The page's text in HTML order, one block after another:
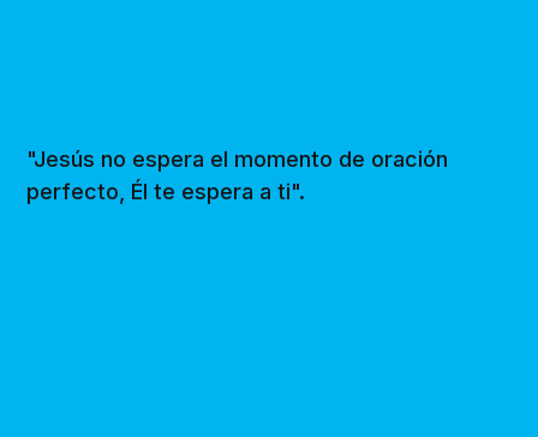
"Jesús no espera el momento de oración
perfecto, Él te espera a ti".